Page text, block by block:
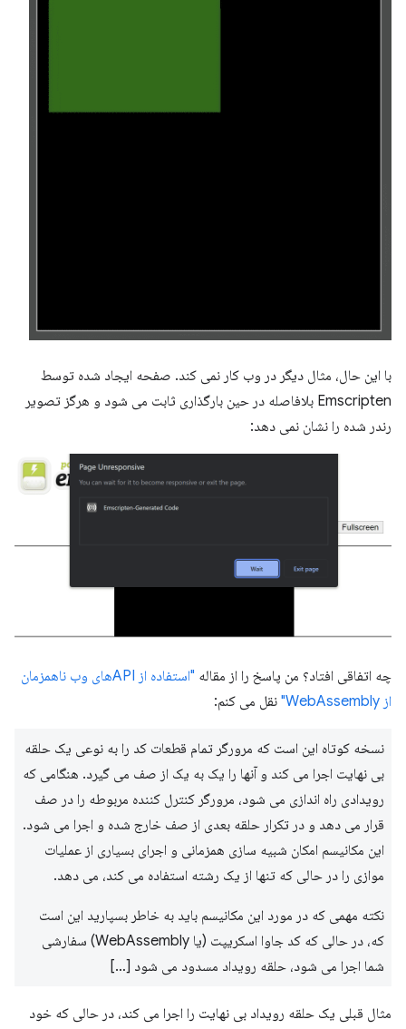
با این حال، مثال دیگر در وب کار نمی کند. صفحه ایجاد شده توسط
Emscripten بلافاصله در حین بارگذاری ثابت می شود و هرگز تصویر
رندر شده را نشان نمی دهد:
چه اتفاقی افتاد؟ من پاسخ را از مقاله
"استفاده از APIهای وب ناهمزمان
از WebAssembly"
نقل می کنم:
نسخه کوتاه این است که مرورگر تمام قطعات کد را به نوعی یک حلقه
بی نهایت اجرا می کند و آنها را یک به یک از صف می گیرد. هنگامی که
رویدادی راه اندازی می شود، مرورگر کنترل کننده مربوطه را در صف
قرار می دهد و در تکرار حلقه بعدی از صف خارج شده و اجرا می شود.
این مکانیسم امکان شبیه سازی همزمانی و اجرای بسیاری از عملیات
موازی را در حالی که تنها از یک رشته استفاده می کند، می دهد.
نکته مهمی که در مورد این مکانیسم باید به خاطر بسپارید این است
که، در حالی که کد جاوا اسکریپت (یا WebAssembly) سفارشی
شما اجرا می شود، حلقه رویداد مسدود می شود […]
مثال قبلی یک حلقه رویداد بی نهایت را اجرا می کند، در حالی که خود